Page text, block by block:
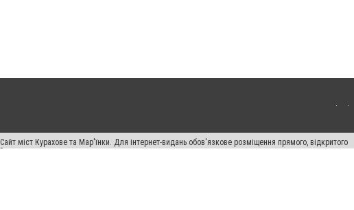
міст Курахове та Мар'їнки. Для інтернет-видань обов'язкове розміщення прямого, відкритого
Законом.